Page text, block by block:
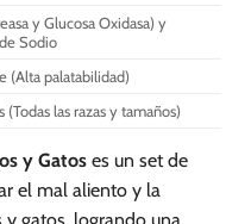
y Glucosa Oxidasa) y
Sodio
(Alta palatabilidad)
(Todas las razas y tamaños)
y Gatos es un set de
el mal aliento y la